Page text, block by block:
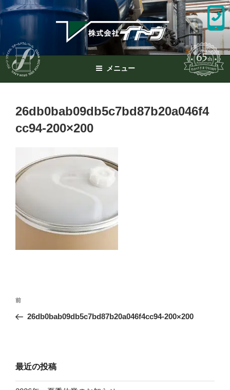
ン
ツ
へ
メニュー
26db0bab09db5c7bd87b20a046f4
cc94-200×200
投
ナ
ー
シ
前
の
前
26db0bab09db5c7bd87b20a046f4cc94-200×200
最近の投稿